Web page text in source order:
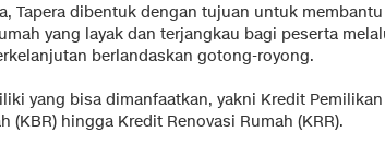
Tapera dibentuk dengan tujuan untuk membantu
yang layak dan terjangkau bagi peserta
berlandaskan gotong-royong.
yang bisa dimanfaatkan, yakni Kredit Pemilikan
(KBR) hingga Kredit Renovasi Rumah (KRR).